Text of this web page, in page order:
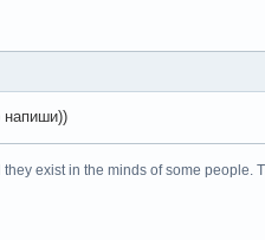
напиши))
exist in the minds of some people.